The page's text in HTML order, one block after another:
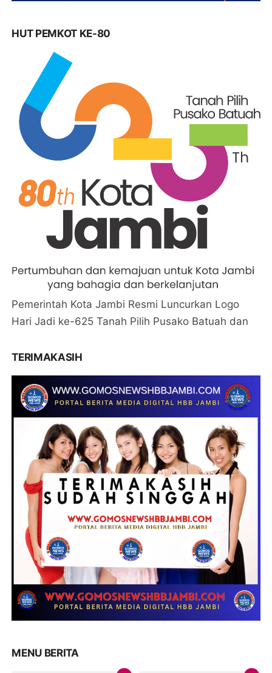
HUT PEMKOT KE-80
Pemerintah Kota Jambi Resmi Luncurkan Logo
Hari Jadi ke-625 Tanah Pilih Pusako Batuah dan
TERIMAKASIH
MENU BERITA